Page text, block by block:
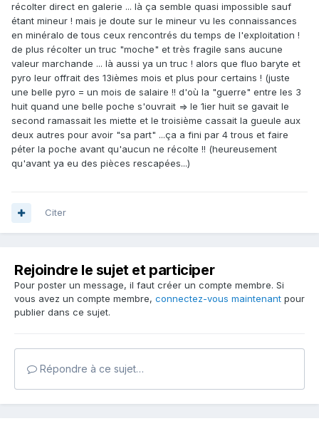
récolter direct en galerie ... là ça semble quasi impossible sauf
étant mineur ! mais je doute sur le mineur vu les connaissances
en minéralo de tous ceux rencontrés du temps de l'exploitation !
de plus récolter un truc "moche" et très fragile sans aucune
valeur marchande ... là aussi ya un truc ! alors que fluo baryte et
pyro leur offrait des 13ièmes mois et plus pour certains ! (juste
une belle pyro = un mois de salaire !! d'où la "guerre" entre les 3
huit quand une belle poche s'ouvrait => le 1ier huit se gavait le
second ramassait les miette et le troisième cassait la gueule aux
deux autres pour avoir "sa part" ...ça a fini par 4 trous et faire
péter la poche avant qu'aucun ne récolte !! (heureusement
qu'avant ya eu des pièces rescapées...)
Citer
Rejoindre le sujet et participer
Pour poster un message, il faut créer un compte membre. Si
vous avez un compte membre, connectez-vous maintenant pour
publier dans ce sujet.
Répondre à ce sujet…